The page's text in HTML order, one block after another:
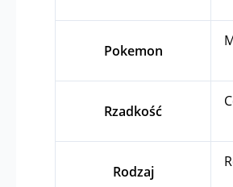
Pokemon
Rzadkość
Rodzaj